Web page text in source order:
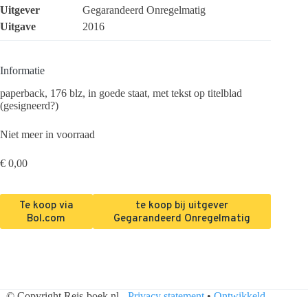
Uitgever
Gegarandeerd Onregelmatig
Uitgave
2016
Informatie
paperback, 176 blz, in goede staat, met tekst op titelblad
(gesigneerd?)
Niet meer in voorraad
€ 0,00
Te koop via
Bol.com
te koop bij uitgever
Gegarandeerd Onregelmatig